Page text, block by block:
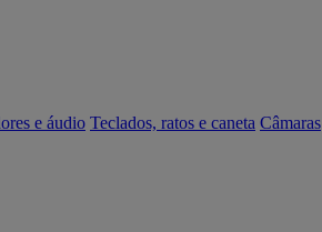
e áudio Teclados, ratos e caneta Câmaras